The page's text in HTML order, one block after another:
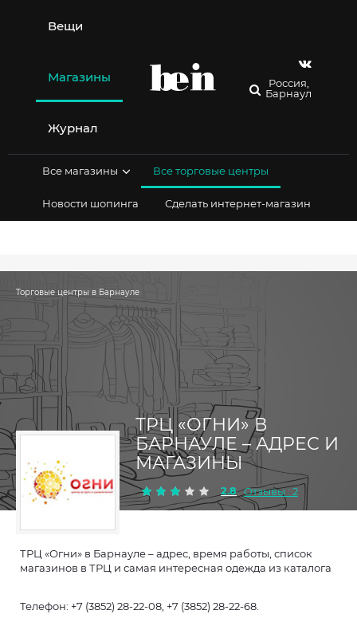
содержимому
Вещи
Магазины
Журнал
Россия,
Барнаул
Все магазины Все торговые центры
Новости шопинга Сделать интернет-магазин
Торговые центры в Барнауле
ТРЦ «ОГНИ» В
БАРНАУЛЕ – АДРЕС И
МАГАЗИНЫ
2.8 Отзывы : 2
ТРЦ «Огни» в Барнауле – адрес, время работы, список
магазинов в ТРЦ и самая интересная одежда из каталога
Телефон: +7 (3852) 28-22-08, +7 (3852) 28-22-68.